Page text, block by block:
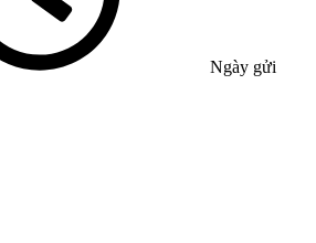
Ngày gửi